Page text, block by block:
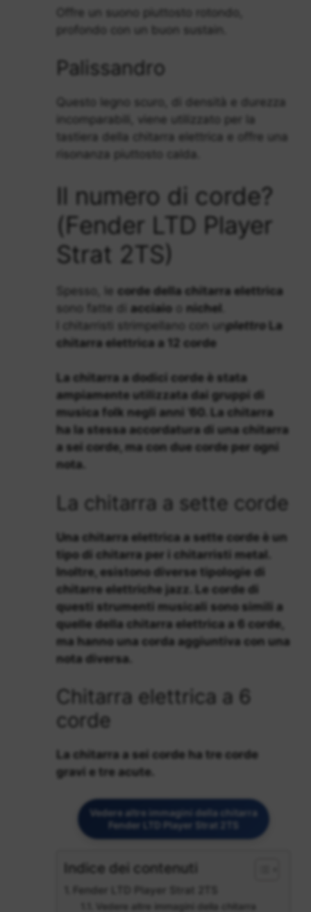
Offre un suono piuttosto rotondo,
profondo con un buon sustain.
Palissandro
Questo legno scuro, di densità e durezza
incomparabili, viene utilizzato per la
tastiera della chitarra elettrica e offre una
risonanza piuttosto calda.
Il numero di corde?
(Fender LTD Player
Strat 2TS)
Spesso, le corde della chitarra elettrica
sono fatte di acciaio nichel
I chitarristi strimpellano con unplettro La
chitarra elettrica a 12 corde
La chitarra a dodici corde è stata
ampiamente utilizzata dai gruppi di
musica folk negli anni ’60. La chitarra
ha la stessa accordatura di una chitarra
a sei corde, ma con due corde per ogni
nota.
La chitarra a sette corde
Una chitarra elettrica a sette corde è un
tipo di chitarra per i chitarristi metal.
Inoltre, esistono diverse tipologie di
chitarre elettriche jazz . Le corde di
questi strumenti musicali sono simili a
quelle della chitarra elettrica a 6 corde,
ma hanno una corda aggiuntiva con una
nota diversa.
Chitarra elettrica a 6
corde
La chitarra a sei corde ha tre corde
gravi e tre acute.
Vedere altre immagini della chitarra
Fender LTD Player Strat 2TS
Indice dei contenuti
Fender LTD Player Strat 2TS